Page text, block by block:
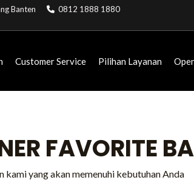
Banten 0812 1888 1880
Customer Service Pilihan Layanan
FAVORITE
kami yang akan memenuhi kebutuhan Anda